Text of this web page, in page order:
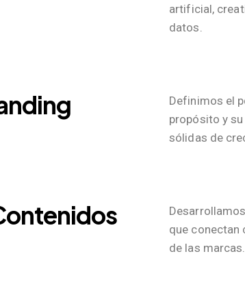
artificial,
datos.
Definimos el
propósito y
sólidas de
que conectan
de las marcas.